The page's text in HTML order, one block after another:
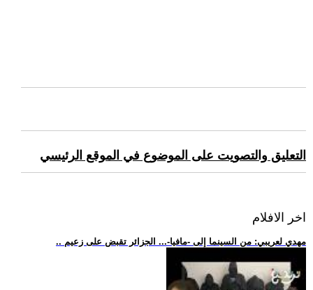
التعليق والتصويت على الموضوع في الموقع الرئيسي
اخر الافلام
.. مهدي لعريبي: من السينما إلى -مافيا-... الجزائر تقبض على زعيم